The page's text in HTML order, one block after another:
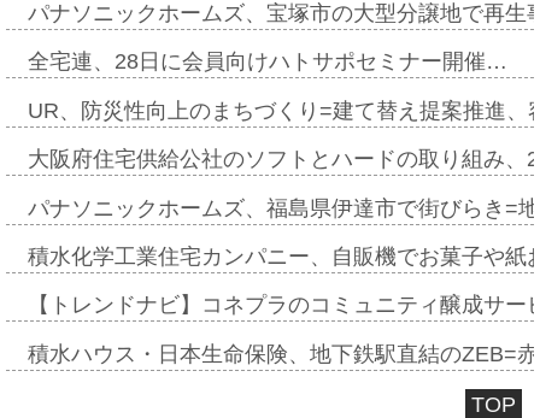
パナソニックホームズ、宝塚市の大型分譲地で再
全宅連、28日に会員向けハトサポセミナー開催…
UR、防災性向上のまちづくり=建て替え提案推進
大阪府住宅供給公社のソフトとハードの取り組み
パナソニックホームズ、福島県伊達市で街びらき=
積水化学工業住宅カンパニー、自販機でお菓子や
【トレンドナビ】コネプラのコミュニティ醸成サ
積水ハウス・日本生命保険、地下鉄駅直結のZEB=
TOP